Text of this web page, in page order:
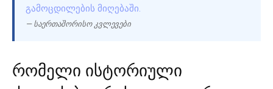
ᲒᲐᲛᲝᲪᲓᲘᲚᲔᲑᲘᲡ ᲛᲘᲦᲔᲑᲐᲨᲘ.
— საერთაშორისო კვლევები
რომელი ისტორიული